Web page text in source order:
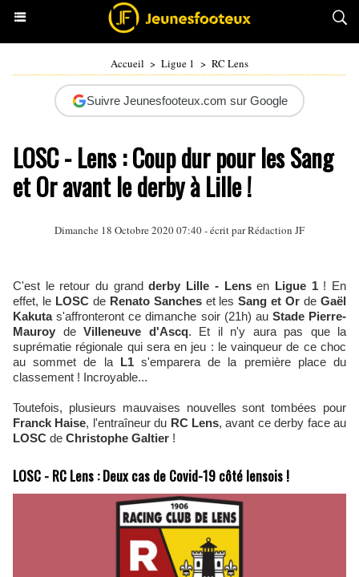
Accueil > Ligue 1 > RC Lens
Suivre Jeunesfooteux.com sur Google
LOSC - Lens : Coup dur pour les Sang
et Or avant le derby à Lille !
Dimanche 18 Octobre 2020 07:40 - écrit par Rédaction JF
C'est le retour du grandderby Lille - Lensen Ligue 1! En
effet, le LOSCde Renato Sancheset lesSang et Or deGaël
Kakutas'affronteront ce dimanche soir (21h) au Stade Pierre-
Mauroy de Villeneuve d'Ascq. Et il n'y aura pas que la
suprématie régionale qui sera en jeu : le vainqueur de ce choc
au sommet de la L1s'emparera de la première place du
classement ! Incroyable...
Toutefois, plusieurs mauvaises nouvelles sont tombées pour
Franck Haise, l'entraîneur du RC Lens, avant ce derby face au
LOSC de Christophe Galtier !
LOSC - RC Lens : Deux cas de Covid-19 côté lensois !